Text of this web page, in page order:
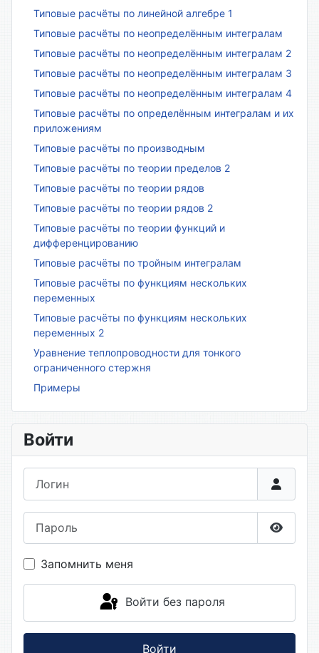
Типовые расчёты по линейной алгебре 1
Типовые расчёты по неопределённым интегралам
Типовые расчёты по неопределённым интегралам 2
Типовые расчёты по неопределённым интегралам 3
Типовые расчёты по неопределённым интегралам 4
Типовые расчёты по определённым интегралам и их
приложениям
Типовые расчёты по производным
Типовые расчёты по теории пределов 2
Типовые расчёты по теории рядов
Типовые расчёты по теории рядов 2
Типовые расчёты по теории функций и
дифференцированию
Типовые расчёты по тройным интегралам
Типовые расчёты по функциям нескольких
переменных
Типовые расчёты по функциям нескольких
переменных 2
Уравнение теплопроводности для тонкого
ограниченного стержня
Примеры
Войти
Запомнить меня
Войти без пароля
Войти